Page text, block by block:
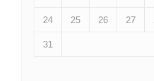
24 25 26 27
31